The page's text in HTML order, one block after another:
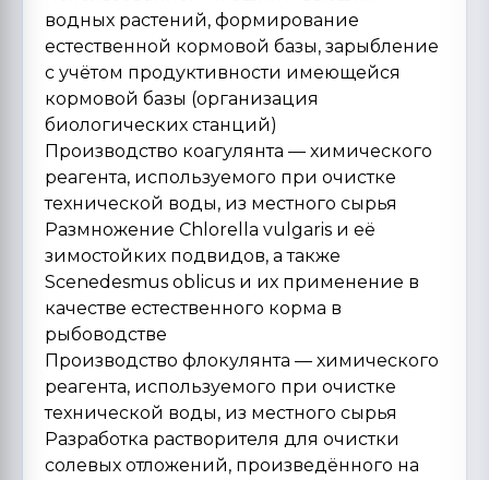
водных растений, формирование
естественной кормовой базы, зарыбление
с учётом продуктивности имеющейся
кормовой базы (организация
биологических станций)
Производство коагулянта — химического
реагента, используемого при очистке
технической воды, из местного сырья
Размножение Chlorella vulgaris и её
зимостойких подвидов, а также
Scenedesmus oblicus и их применение в
качестве естественного корма в
рыбоводстве
Производство флокулянта — химического
реагента, используемого при очистке
технической воды, из местного сырья
Разработка растворителя для очистки
солевых отложений, произведённого на